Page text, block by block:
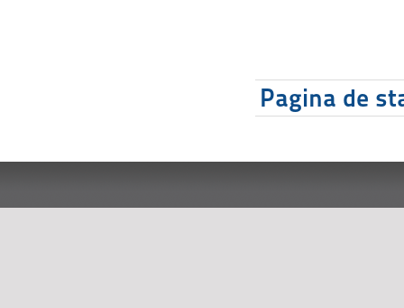
Pagina de